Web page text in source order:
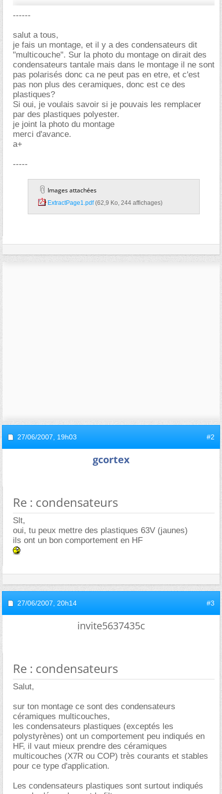
------
salut a tous,
je fais un montage, et il y a des condensateurs dit
"multicouche". Sur la photo du montage on dirait des
condensateurs tantale mais dans le montage il ne sont
pas polarisés donc ca ne peut pas en etre, et c'est
pas non plus des ceramiques, donc est ce des
plastiques?
Si oui, je voulais savoir si je pouvais les remplacer
par des plastiques polyester.
je joint la photo du montage
merci d'avance.
a+
-----
Images attachées
ExtractPage1.pdf‎ (62,9 Ko, 244 affichages)
27/06/2007, 19h03 #2
gcortex
Re : condensateurs
Slt,
oui, tu peux mettre des plastiques 63V (jaunes)
ils ont un bon comportement en HF
27/06/2007, 20h14 #3
invite5637435c
Re : condensateurs
Salut,
sur ton montage ce sont des condensateurs
céramiques multicouches,
les condensateurs plastiques (exceptés les
polystyrènes) ont un comportement peu indiqués en
HF, il vaut mieux prendre des céramiques
multicouches (X7R ou COP) très courants et stables
pour ce type d'application.
Les condensateurs plastiques sont surtout indiqués